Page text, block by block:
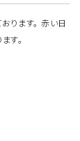
ります。 赤い日
す。